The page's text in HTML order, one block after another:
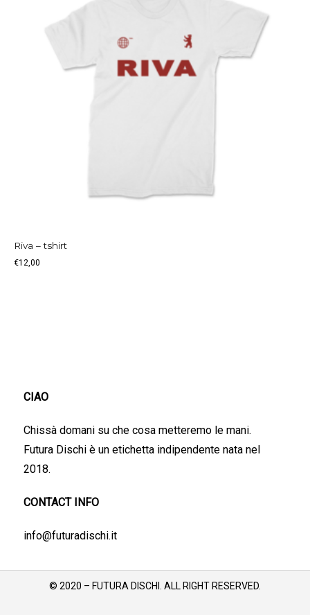
Riva – tshirt
€12,00
CIAO
Chissà domani su che cosa metteremo le mani.
Futura Dischi è un etichetta indipendente nata nel
2018.
CONTACT INFO
info@futuradischi.it
© 2020 – FUTURA DISCHI. ALL RIGHT RESERVED.